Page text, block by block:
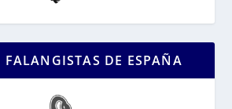
FALANGISTAS DE ESPAÑA